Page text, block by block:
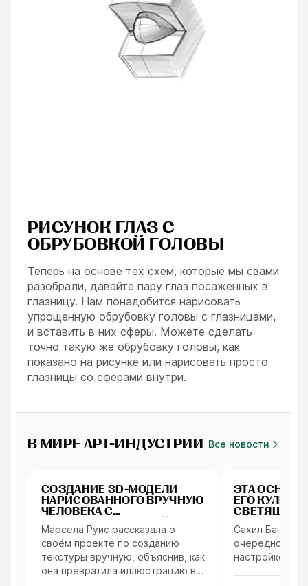
РИСУНОК ГЛАЗ С
ОБРУБОВКОЙ ГОЛОВЫ
Теперь на основе тех схем, которые мы свами
разобрали, давайте пару глаз посаженных в
глазницу. Нам понадобится нарисовать
упрощенную обрубовку головы с глазницами,
и вставить в них сферы. Можете сделать
точно такую же обрубовку головы, как
показано на рисунке или нарисовать просто
глазницы со сферами внутри.
В МИРЕ АРТ-ИНДУСТРИИ Все новости
Персонажи
СОЗДАНИЕ 3D-МОДЕЛИ
НАРИСОВАННОГО ВРУЧНУЮ
ЧЕЛОВЕКА С
РОБОТИЗИРОВАННОЙ
РУКОЙ
Марсела Руис рассказала о
своём проекте по созданию
текстуры вручную, объяснив, как
она превратила иллюстрацию в
Персонажи
ЭТА
ЕГО
MAYA
Сахил Баник
очередной
настройкой.